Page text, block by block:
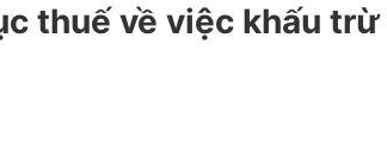
thuế về việc khấu trừ